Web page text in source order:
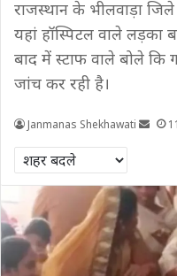
राजस्थान के भीलवाड़ा
यहां हॉस्पिटल वाले
बाद में स्टाफ वाले बोले कि
जांच कर रही है।
Janmanas Shekhawati